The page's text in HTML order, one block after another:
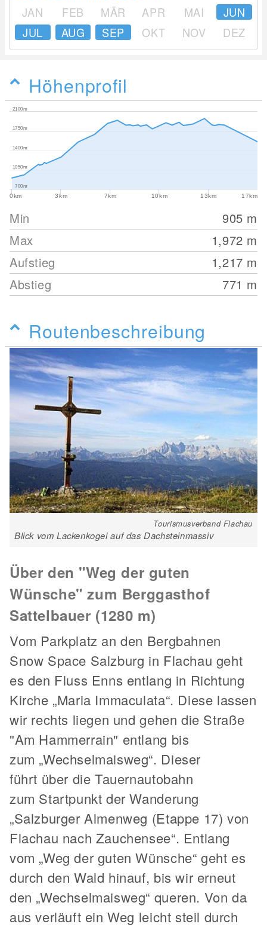
JAN FEB MÄR APR MAI
JUN
JUL
AUG SEP OKT NOV DEZ
Höhenprofil
0km 3km 7km 10km 13km 17km
700m
1050m
1400m
1750m
2100m
Min 905 m
Max
1,972 m
Aufstieg
1,217 m
Abstieg
771 m
Routenbeschreibung
Tourismusverband Flachau
Blick vom Lackenkogel auf das Dachsteinmassiv
Über den "Weg der guten
Wünsche" zum Berggasthof
Sattelbauer (1280 m)
Vom Parkplatz an den Bergbahnen
Snow Space Salzburg in Flachau geht
es den Fluss Enns entlang in Richtung
Kirche „Maria Immaculata“. Diese lassen
wir rechts liegen und gehen die Straße
"Am Hammerrain" entlang bis
zum „Wechselmaisweg“. Dieser
führt über die Tauernautobahn
zum Startpunkt der Wanderung
„Salzburger Almenweg (Etappe 17) von
Flachau nach Zauchensee“. Entlang
vom „Weg der guten Wünsche“ geht es
durch den Wald hinauf, bis wir erneut
den „Wechselmaisweg“ queren. Von da
aus verläuft ein Weg leicht steil durch